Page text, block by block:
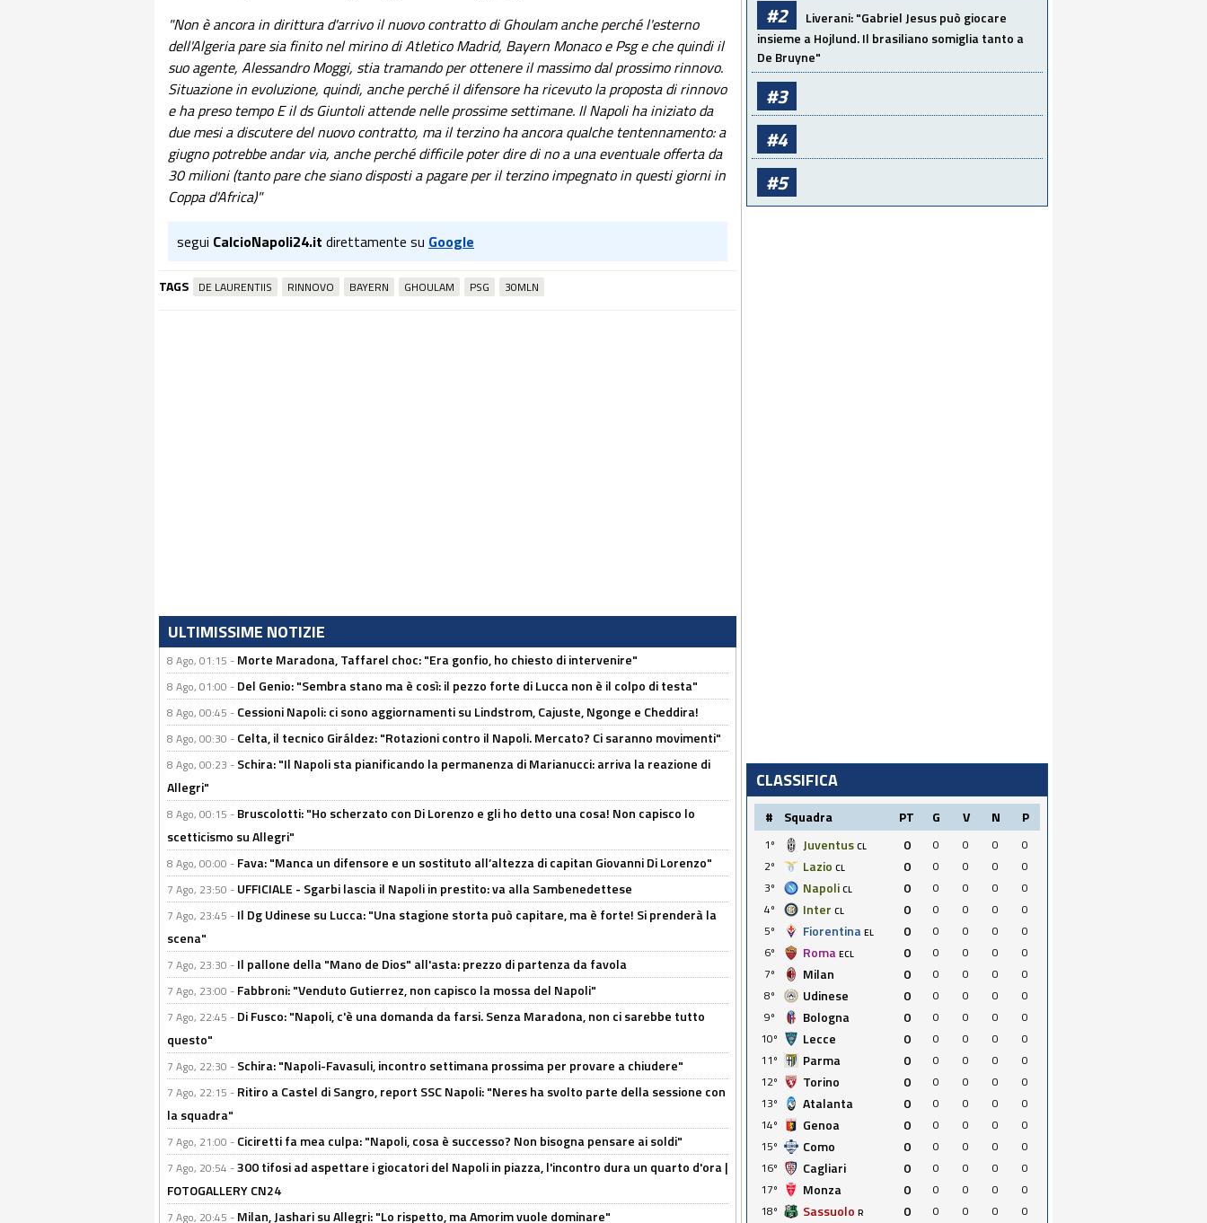
"Non è ancora in dirittura d'arrivo il nuovo contratto di Ghoulam anche perché l'esterno
dell'Algeria pare sia finito nel mirino di Atletico Madrid, Bayern Monaco e Psg e che quindi il
suo agente, Alessandro Moggi, stia tramando per ottenere il massimo dal prossimo rinnovo.
Situazione in evoluzione, quindi, anche perché il difensore ha ricevuto la proposta di rinnovo
e ha preso tempo E il ds Giuntoli attende nelle prossime settimane. Il Napoli ha iniziato da
due mesi a discutere del nuovo contratto, ma il terzino ha ancora qualche tentennamento: a
giugno potrebbe andar via, anche perché difficile poter dire di no a una eventuale offerta da
30 milioni (tanto pare che siano disposti a pagare per il terzino impegnato in questi giorni in
Coppa d'Africa)"
segui CalcioNapoli24.it direttamente su Google
TAGS DE LAURENTIIS RINNOVO BAYERN GHOULAM PSG 30MLN
ULTIMISSIME NOTIZIE
8 Ago, 01:15 - Morte Maradona, Taffarel choc: "Era gonfio, ho chiesto di intervenire"
8 Ago, 01:00 - Del Genio: "Sembra stano ma è così: il pezzo forte di Lucca non è il colpo di testa"
8 Ago, 00:45 - Cessioni Napoli: ci sono aggiornamenti su Lindstrom, Cajuste, Ngonge e Cheddira!
8 Ago, 00:30 - Celta, il tecnico Giráldez: "Rotazioni contro il Napoli. Mercato? Ci saranno movimenti"
8 Ago, 00:23 - Schira: "Il Napoli sta pianificando la permanenza di Marianucci: arriva la reazione di
Allegri"
8 Ago, 00:15 - Bruscolotti: "Ho scherzato con Di Lorenzo e gli ho detto una cosa! Non capisco lo
scetticismo su Allegri"
8 Ago, 00:00 - Fava: "Manca un difensore e un sostituto all’altezza di capitan Giovanni Di Lorenzo"
7 Ago, 23:50 - UFFICIALE - Sgarbi lascia il Napoli in prestito: va alla Sambenedettese
7 Ago, 23:45 - Il Dg Udinese su Lucca: "Una stagione storta può capitare, ma è forte! Si prenderà la
scena"
7 Ago, 23:30 - Il pallone della "Mano de Dios" all'asta: prezzo di partenza da favola
7 Ago, 23:00 - Fabbroni: "Venduto Gutierrez, non capisco la mossa del Napoli"
7 Ago, 22:45 - Di Fusco: "Napoli, c'è una domanda da farsi. Senza Maradona, non ci sarebbe tutto
questo"
7 Ago, 22:30 - Schira: "Napoli-Favasuli, incontro settimana prossima per provare a chiudere"
7 Ago, 22:15 - Ritiro a Castel di Sangro, report SSC Napoli: "Neres ha svolto parte della sessione con
la squadra"
7 Ago, 21:00 - Ciciretti fa mea culpa: "Napoli, cosa è successo? Non bisogna pensare ai soldi"
7 Ago, 20:54 -300 tifosi ad aspettare i giocatori del Napoli in piazza, l'incontro dura un quarto d'ora |
FOTOGALLERY CN24
7 Ago, 20:45 - Milan, Jashari su Allegri: "Lo rispetto, ma Amorim vuole dominare"
#2
Liverani: "Gabriel Jesus può giocare
insieme a Hojlund. Il brasiliano somiglia tanto a
De Bruyne"
#3
#4
#5
CLASSIFICA
# Squadra PT G V N P
1º Juventus CL 0 0 0 0
0
2º
Lazio CL 0 0 0 0
0
3º
Napoli CL 0 0 0 0
0
4º
Inter CL 0 0 0 0
0
5º
Fiorentina EL 0 0 0 0
0
6º
Roma ECL 0 0 0 0
0
7º
Milan 0 0 0 0
0
8º
Udinese 0 0 0 0
0
9º
Bologna 0 0 0 0
0
10º
Lecce 0 0 0 0
0
11º
Parma 0 0 0 0
0
12º
Torino 0 0 0 0
0
13º
Atalanta 0 0 0 0
0
14º
Genoa 0 0 0 0
0
15º
Como 0 0 0 0
0
16º
Cagliari 0 0 0 0
0
17º
Monza 0 0 0 0
0
18º
Sassuolo R 0 0 0 0 0